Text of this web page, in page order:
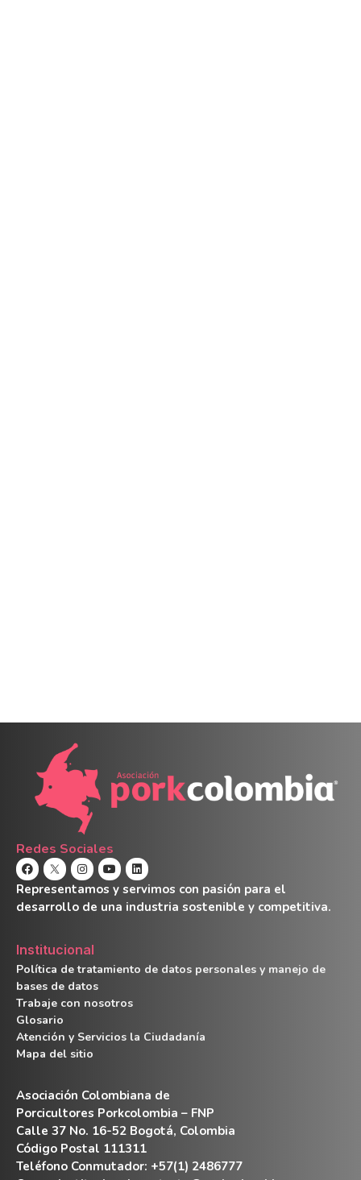
Redes Sociales
Representamos y servimos con pasión para el
desarrollo de una industria sostenible y competitiva.
Institucional
Política de tratamiento de datos personales y manejo de
bases de datos
Trabaje con nosotros
Glosario
Atención y Servicios la Ciudadanía
Mapa del sitio
Asociación Colombiana de
Porcicultores Porkcolombia – FNP
Calle 37 No. 16-52 Bogotá, Colombia
Código Postal 111311
Teléfono Conmutador: +57(1) 2486777